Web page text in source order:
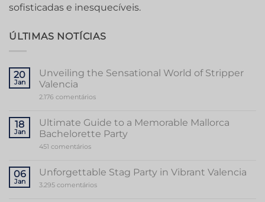
sofisticadas e inesquecíveis.
ÚLTIMAS NOTÍCIAS
20
Jan
Unveiling the Sensational World of Stripper
Valencia
2.176 comentáriosem
Sensational
World
of
18
Jan
Ultimate Guide to a Memorable Mallorca
Bachelorette Party
451 comentáriosem
to
a
Memorable
06
Jan
Unforgettable Stag Party in Vibrant Valencia
3.295 comentáriosem